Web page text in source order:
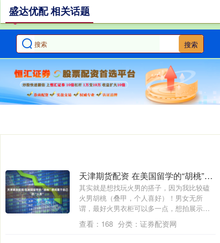
搜索
盛达优配 相关话题
天津期货配资 在美国留学的“胡桃”想找属于自己的“火男”
其实就是想找玩火男的搭子，因为我比较磕
火男胡桃（叠甲，个人喜好）！男女无所
谓，最好火男衣柜可以多一点，想拍展示
照，还有一....
查看： 168 分类： 证券配资网